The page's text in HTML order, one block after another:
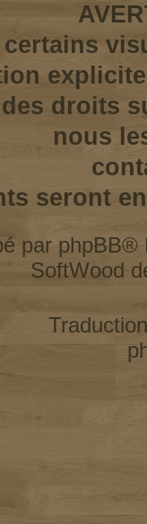
droits
nous
seront
par phpBB®
SoftWood